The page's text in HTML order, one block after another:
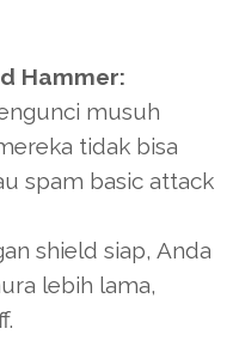
Hammer:
musuh
tidak bisa
spam basic attack
shield siap, Anda
lebih lama,